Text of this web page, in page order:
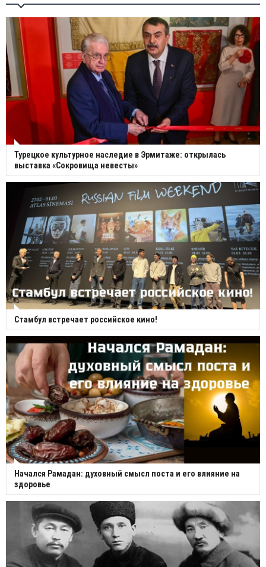
Турецкое культурное наследие в Эрмитаже: открылась
выставка «Сокровища невесты»
Стамбул встречает российское кино!
Начался Рамадан: духовный смысл поста и его влияние на
здоровье